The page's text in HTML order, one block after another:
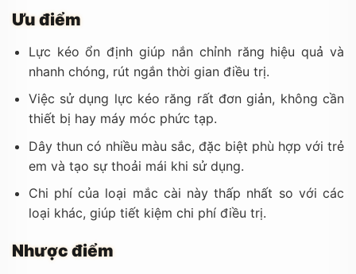
Ưu điểm
Lực kéo ổn định giúp nắn chỉnh răng hiệu quả và
nhanh chóng, rút ngắn thời gian điều trị.
Việc sử dụng lực kéo răng rất đơn giản, không cần
thiết bị hay máy móc phức tạp.
Dây thun có nhiều màu sắc, đặc biệt phù hợp với trẻ
em và tạo sự thoải mái khi sử dụng.
Chi phí của loại mắc cài này thấp nhất so với các
loại khác, giúp tiết kiệm chi phí điều trị.
Nhược điểm